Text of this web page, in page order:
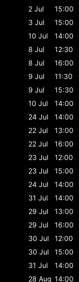
2 Jul
15:00
3 Jul
15:00
10 Jul
14:00
8 Jul
12:30
8 Jul
16:00
9 Jul
11:30
9 Jul
15:30
10 Jul
14:00
24 Jul
14:00
22 Jul
13:00
22 Jul
16:00
23 Jul
12:00
23 Jul
15:00
24 Jul
14:00
31 Jul
14:00
29 Jul
13:00
29 Jul
16:00
30 Jul
12:00
30 Jul
15:00
31 Jul
14:00
28 Aug 14:00